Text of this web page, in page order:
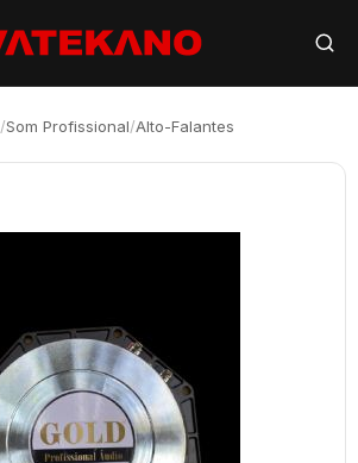
/Som Profissional/Alto-Falantes